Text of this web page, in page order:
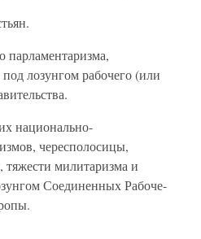
парламентаризма,
лозунгом рабочего (или
национально-
чересполосицы,
милитаризма и
Соединенных Рабоче-